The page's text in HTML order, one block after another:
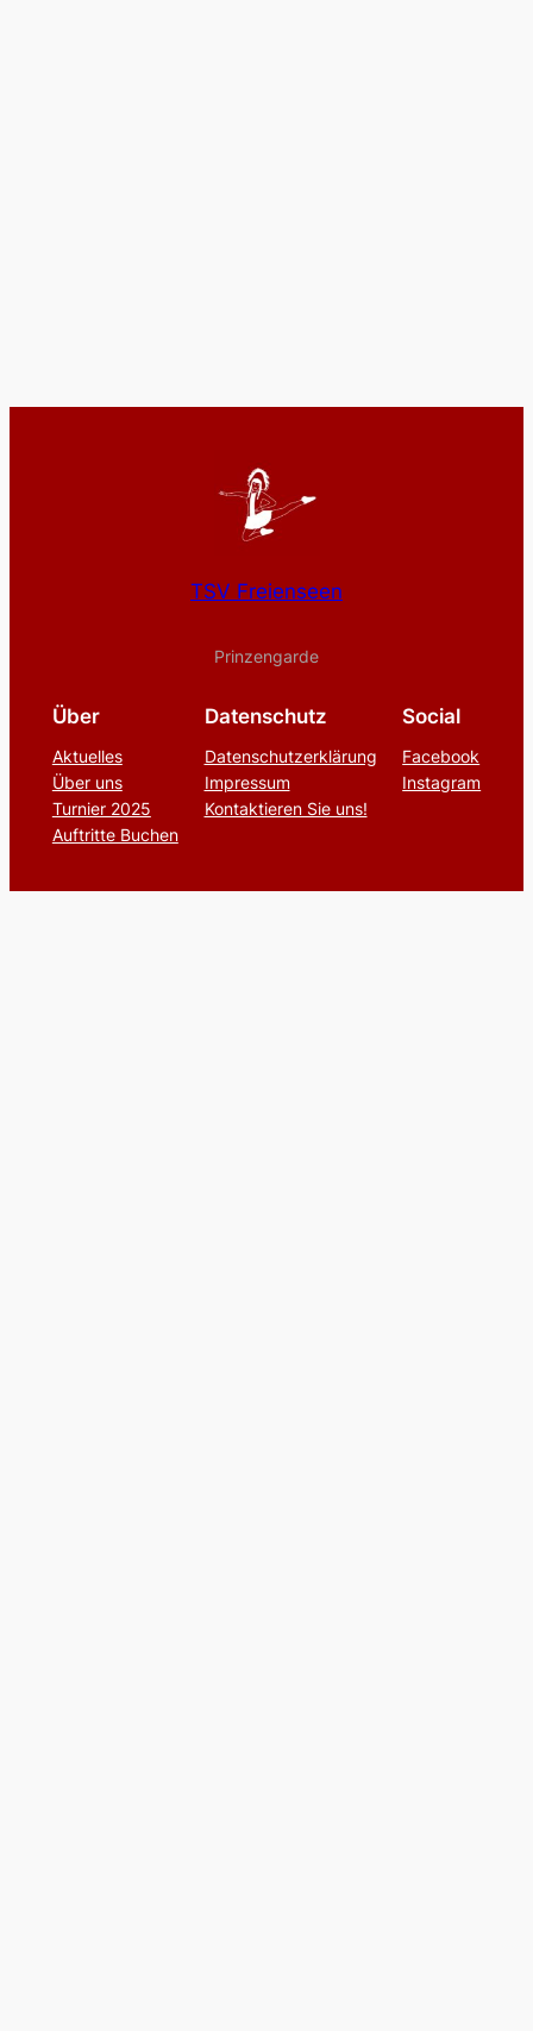
TSV Freienseen
Prinzengarde
Über
Aktuelles
Über uns
Turnier 2025
Auftritte Buchen
Datenschutz
Datenschutzerklärung
Impressum
Kontaktieren Sie uns!
Social
Facebook
Instagram